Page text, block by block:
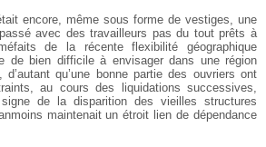
encore, même sous forme de vestiges, une
avec des travailleurs pas du tout prêts à
de la récente flexibilité géographique
de bien difficile à envisager dans une région
qu’une bonne partie des ouvriers ont
au cours des liquidations successives,
signe de la disparition des vieilles structures
maintenait un étroit lien de dépendance